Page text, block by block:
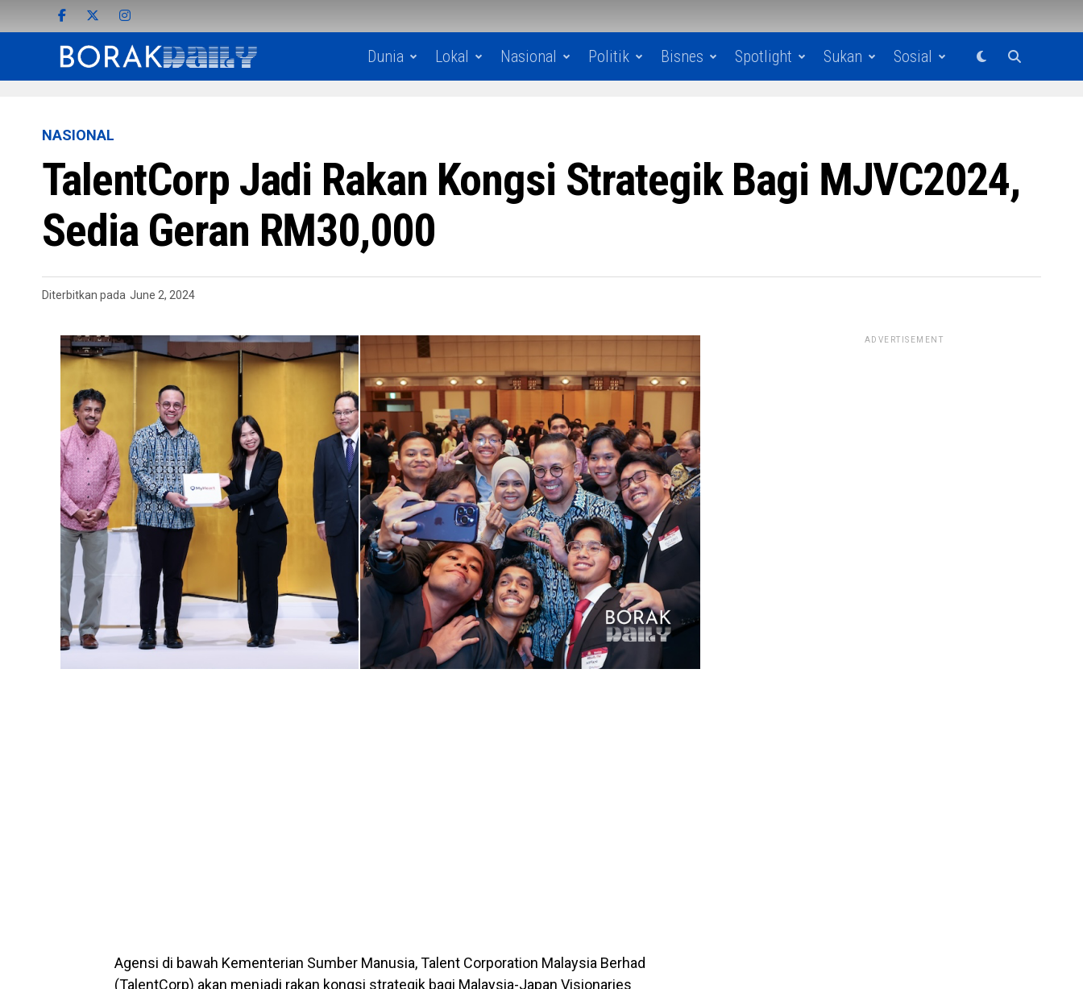
Dunia Lokal Nasional Politik Bisnes Spotlight Sukan Sosial
NASIONAL
TalentCorp Jadi Rakan Kongsi Strategik Bagi MJVC2024,
Sedia Geran RM30,000
Diterbitkan pada June 2, 2024
Agensi di bawah Kementerian Sumber Manusia, Talent Corporation Malaysia Berhad
(TalentCorp) akan menjadi rakan kongsi strategik bagi Malaysia-Japan Visionaries
ADVERTISEMENT